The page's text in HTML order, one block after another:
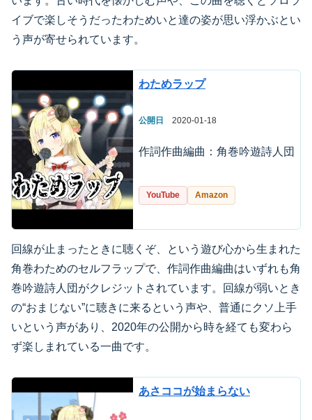
イブで楽しそうだったわためいと達の姿が思い浮かぶとい
う声が寄せられています。
わためラップ
公開日 2020-01-18
作詞作曲編曲：角巻吟遊詩人団
YouTube Amazon
回線が止まったときに聴くぞ、という遊び心から生まれた
角巻わためのセルフラップで、作詞作曲編曲はいずれも角
巻吟遊詩人団がクレジットされています。回線が弱いとき
の“おまじない”に聴きに来るという声や、普通にクソ上手
いという声があり、2020年の公開から時を経ても変わら
ず楽しまれている一曲です。
あさココが始まらない